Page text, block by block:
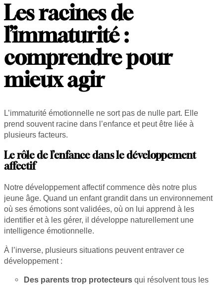
Les racines de
l’immaturité :
comprendre pour
mieux agir
L’immaturité émotionnelle ne sort pas de nulle part. Elle
prend souvent racine dans l’enfance et peut être liée à
plusieurs facteurs.
Le rôle de l’enfance dans le développement
affectif
Notre développement affectif commence dès notre plus
jeune âge. Quand un enfant grandit dans un environnement
où ses émotions sont validées, où on lui apprend à les
identifier et à les gérer, il développe naturellement une
intelligence émotionnelle.
À l’inverse, plusieurs situations peuvent entraver ce
développement :
Des parents trop protecteurs qui résolvent tous les